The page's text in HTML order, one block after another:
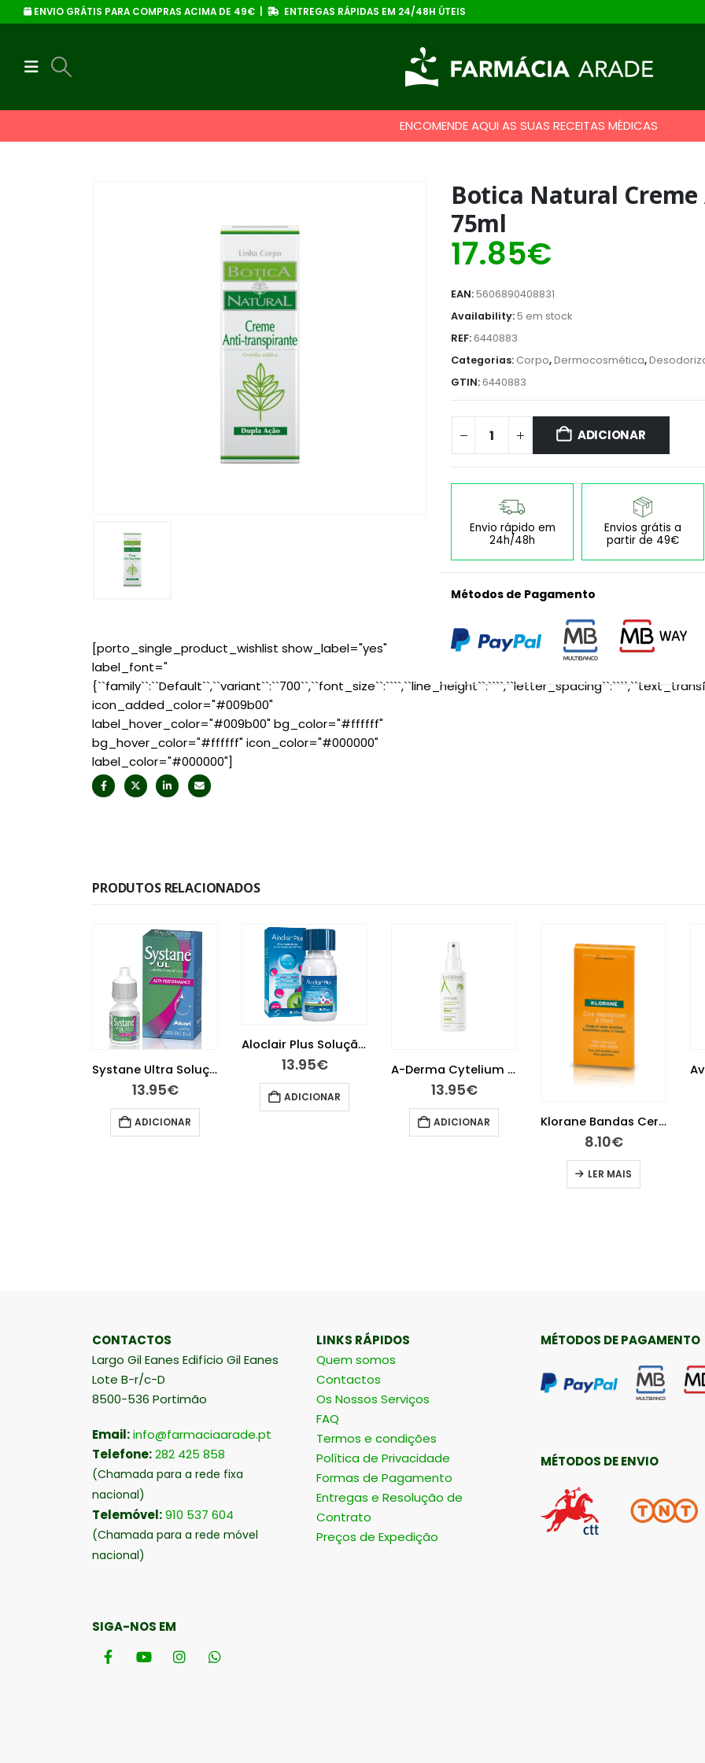
ENVIO GRÁTIS PARA COMPRAS ACIMA DE 49€ | ENTREGAS RÁPIDAS EM 24/48H ÚTEIS
ENCOMENDE AQUI AS SUAS RECEITAS MÉDICAS
[porto_single_product_wishlist show_label="yes"
label_font="
icon_added_color="#009b00"
label_hover_color="#009b00" bg_color="#ffffff"
bg_hover_color="#ffffff" icon_color="#000000"
label_color="#000000"]
Botica Natural
75ml
17.85€
EAN:5606890408831
Availability:5 em stock
REF:6440883
Categorias: Corpo,Dermocosmética,
GTIN:6440883
ADICIONAR
Envio rápido em
24h/48h
Envios grátis a
partir de 49€
Métodos de Pagamento
PRODUTOS RELACIONADOS
Systane Ultra Solução Oftalmológica Lubrificante 10 ml
13.95€
ADICIONAR
Aloclair Plus Solução Oral 60 ml
13.95€
ADICIONAR
A-Derma Cytelium Spray Secante 100 ml
13.95€
ADICIONAR Klorane Bandas Cera Rosto X 6
8.10€
LER MAIS
CONTACTOS
Largo Gil Eanes Edifício Gil Eanes
Lote B-r/c-D
8500-536 Portimão
Email:info@farmaciaarade.pt
Telefone:282 425 858
(Chamada para a rede fixa
nacional)
Telemóvel:910 537 604
(Chamada para a rede móvel
nacional)
SIGA-NOS EM
LINKS RÁPIDOS
Quem somos
Contactos
Os Nossos Serviços
FAQ
Termos e condições
Política de Privacidade
Formas de Pagamento
Entregas e Resolução de
Contrato
Preços de Expedição
MÉTODOS DE PAGAMENTO
MÉTODOS DE ENVIO